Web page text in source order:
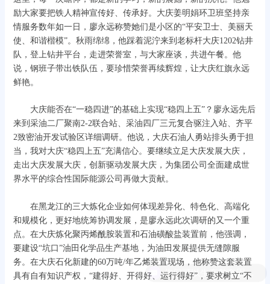
励大家要把铁人精神宣传好、传承好。大庆姜明娟环卫班坚持亲
情服务数年如一日，廖永远称赞她们是小区的“平安卫士、美丽天
使、和谐楷模”。秋雨绵绵，他踩着泥泞来到老标杆大庆1202钻井
队，登上钻井平台，走进荣誉室，与大家座谈，共进午餐。他
说，钢班子带出铁队伍，要珍惜荣誉再续辉煌，让大庆红旗永远
鲜艳。
大庆能否在“一稳四进”的基础上实现“稳四上五”？廖永远先后
来到采油二厂聚南2-2联合站、采油四厂三元复合驱注入站、齐平
2致密油开发试验区详细调研。他说，大庆石油人勇站排头勇于担
当，我对大庆“稳四上五”充满信心。要继续立足大庆发展大庆，
走出大庆发展大庆，创新驱动发展大庆，为集团公司全面建成世
界水平的综合性国际能源公司再做大贡献。
在黑龙江的三大炼化企业如何体现差异化、特色化、高端化
和规模化，更好地统筹协调发展，是廖永远此次调研的又一个重
点。在大庆炼化聚丙烯酰胺装置和石油磺酸盐装置前，他强调，
要建设“坑口”油田化学品生产基地，为油田发展提供无缝隙服
务。在大庆石化新建的60万吨/年乙烯装置现场，他称赞这套装置
具有自有知识产权，“建得好、开得好、运行得好”，要求树立“不
你们可以生产整套固控系统吗？